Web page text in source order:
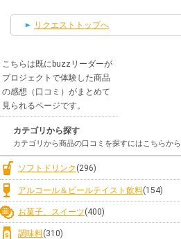
リクエストトップへ
こちらは既にbuzzリーダーが
プロジェクトで体験した商品
の感想（口コミ）がまとめて
見られるページです。
カテゴリから探す
カテゴリから商品の口コミを探すにはこちらから
ソフトドリンク (296)
アルコール＆ビールテイスト飲料(154)
お菓子、スイーツ(400)
調味料(310)